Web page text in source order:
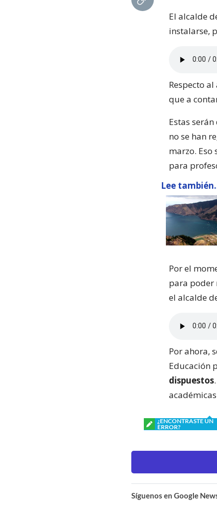
El alcalde
instalarse,
Respecto
que a
Estas
no se han
marzo. Eso
para
Lee
Por el
para poder
el alcalde
Por ahora,
Educación
dispuestos
¿ENCONTRASTE UN
ERROR?
Síguenos en Google